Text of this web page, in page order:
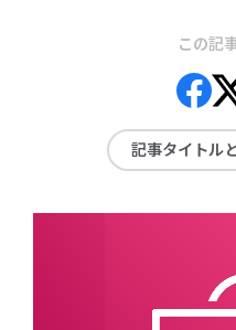
この記
記事タイトル